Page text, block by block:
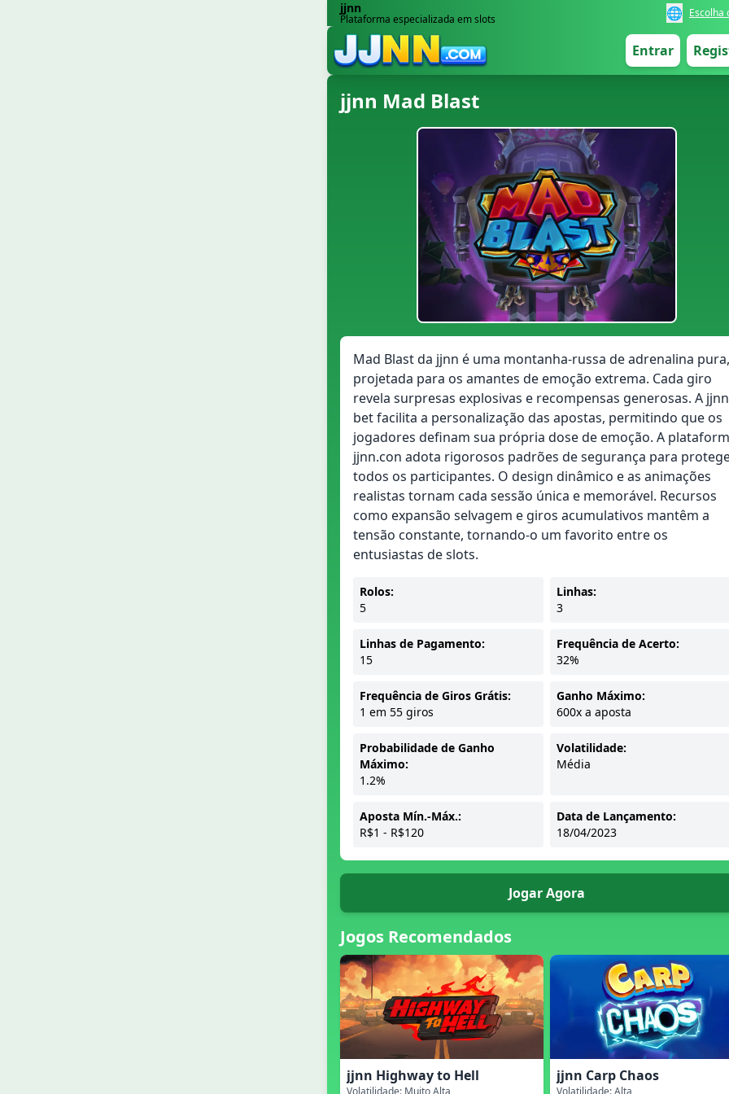
jjnn
Plataforma especializada em slots 🌐 Escolha
Entrar
jjnn Mad Blast
Mad Blast da jjnn é uma montanha-russa de adrenalina pura,
projetada para os amantes de emoção extrema. Cada giro
revela surpresas explosivas e recompensas generosas. A jjnn
bet facilita a personalização das apostas, permitindo que os
jogadores definam sua própria dose de emoção. A
jjnn.con adota rigorosos padrões de segurança para
todos os participantes. O design dinâmico e as animações
realistas tornam cada sessão única e memorável. Recursos
como expansão selvagem e giros acumulativos mantêm a
tensão constante, tornando-o um favorito entre os
entusiastas de slots.
Rolos:
5
Linhas:
3
Linhas de Pagamento:
15
Frequência de Acerto:
32%
Frequência de Giros Grátis:
1 em 55 giros
Ganho Máximo:
600x a aposta
Probabilidade de Ganho
Máximo:
1.2%
Volatilidade:
Média
Aposta Mín.-Máx.:
R$1 - R$120
Data de Lançamento:
18/04/2023
Jogar Agora
Jogos Recomendados
jjnn Highway to Hell
Volatilidade: Muito Alta
jjnn Carp Chaos
Volatilidade: Alta